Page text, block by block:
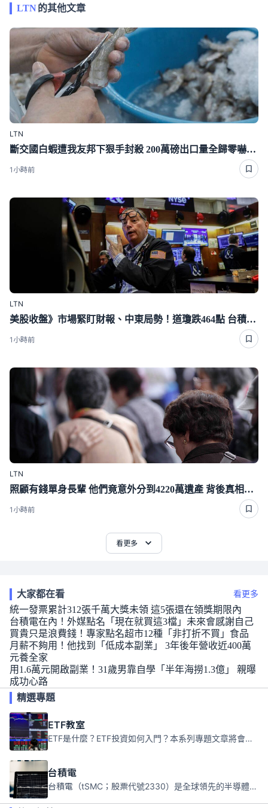
LTN的其他文章
LTN
斷交國白蝦遭我友邦下狠手封殺 200萬磅出口量全歸零嚇崩了
1小時前
LTN
美股收盤》市場緊盯財報、中東局勢！道瓊跌464點 台積電ADR漲逾1％
1小時前
LTN
照顧有錢單身長輩 他們竟意外分到4220萬遺產 背後真相曝光了
1小時前
看更多
大家都在看 看更多
統一發票累計312張千萬大獎未領 這5張還在領獎期限內
台積電在內！外媒點名「現在就買這3檔」未來會感謝自己
買貴只是浪費錢！專家點名超市12種「非打折不買」食品
月薪不夠用！他找到「低成本副業」 3年後年營收近400萬
元養全家
用1.6萬元開啟副業！31歲男靠自學「半年海撈1.3億」 親曝
成功心路
精選專題
ETF教室
ETF是什麼？ETF投資如何入門？本系列專題文章將會告訴你新手必須知道的ETF基礎知識。
台積電
台積電（tSMC；股票代號2330）是全球領先的半導體代工公司，成立於1987年，總部位於台灣新竹。且已於美國、日本、德國及中國設廠，台積電是全球首家專業積體電路製造服務公司，也是全球最先進和最大規模的半導體代工廠。